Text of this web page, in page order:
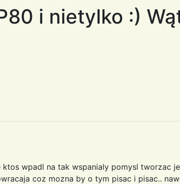
i nietylko :)
wpadl na tak wspanialy pomysl tworzac
coz mozna by o tym pisac i pisac..